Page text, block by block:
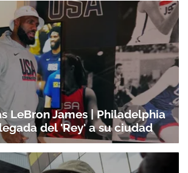
LeBron James | Philadelphia
del 'Rey' a su ciudad